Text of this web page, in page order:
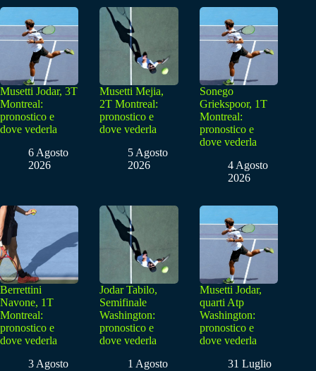
Musetti Jodar, 3T
Montreal:
pronostico e
dove vederla
6 Agosto
2026
Musetti Mejia,
2T Montreal:
pronostico e
dove vederla
5 Agosto
2026
Sonego
Griekspoor, 1T
Montreal:
pronostico e
dove vederla
4 Agosto
2026
Berrettini
Navone, 1T
Montreal:
pronostico e
dove vederla
3 Agosto
Jodar Tabilo,
Semifinale
Washington:
pronostico e
dove vederla
1 Agosto
Musetti Jodar,
quarti Atp
Washington:
pronostico e
dove vederla
31 Luglio